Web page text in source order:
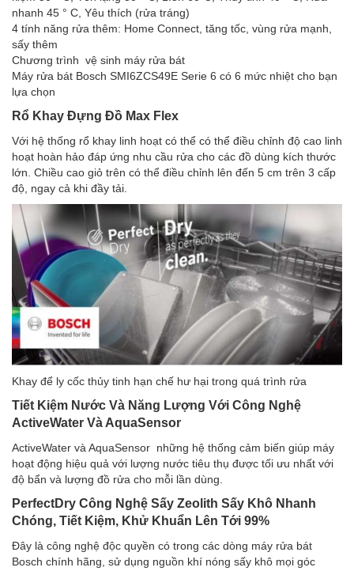
nhanh 45 ° C, Yêu thích (rửa tráng)
4 tính năng rửa thêm: Home Connect, tăng tốc, vùng rửa mạnh,
sấy thêm
Chương trình vệ sinh máy rửa bát
Máy rửa bát Bosch SMI6ZCS49E Serie 6 có 6 mức nhiệt cho bạn
lựa chọn
Rổ Khay Đựng Đồ Max Flex
Với hệ thống rổ khay linh hoạt có thể có thể điều chỉnh độ cao linh
hoạt hoàn hảo đáp ứng nhu cầu rửa cho các đồ dùng kích thước
lớn. Chiều cao giỏ trên có thể điều chỉnh lên đến 5 cm trên 3 cấp
độ, ngay cả khi đầy tải.
Khay để ly cốc thủy tinh hạn chế hư hại trong quá trình rửa
Tiết Kiệm Nước Và Năng Lượng Với Công Nghệ
ActiveWater Và AquaSensor
ActiveWater và AquaSensor những hệ thống cảm biến giúp máy
hoạt động hiệu quả với lượng nước tiêu thụ được tối ưu nhất với
độ bẩn và lượng đồ rửa cho mỗi lần dùng.
PerfectDry Công Nghệ Sấy Zeolith Sấy Khô Nhanh
Chóng, Tiết Kiệm, Khử Khuẩn Lên Tới 99%
Đây là công nghệ độc quyền có trong các dòng máy rửa bát
Bosch chính hãng, sử dụng nguồn khí nóng sấy khô mọi góc